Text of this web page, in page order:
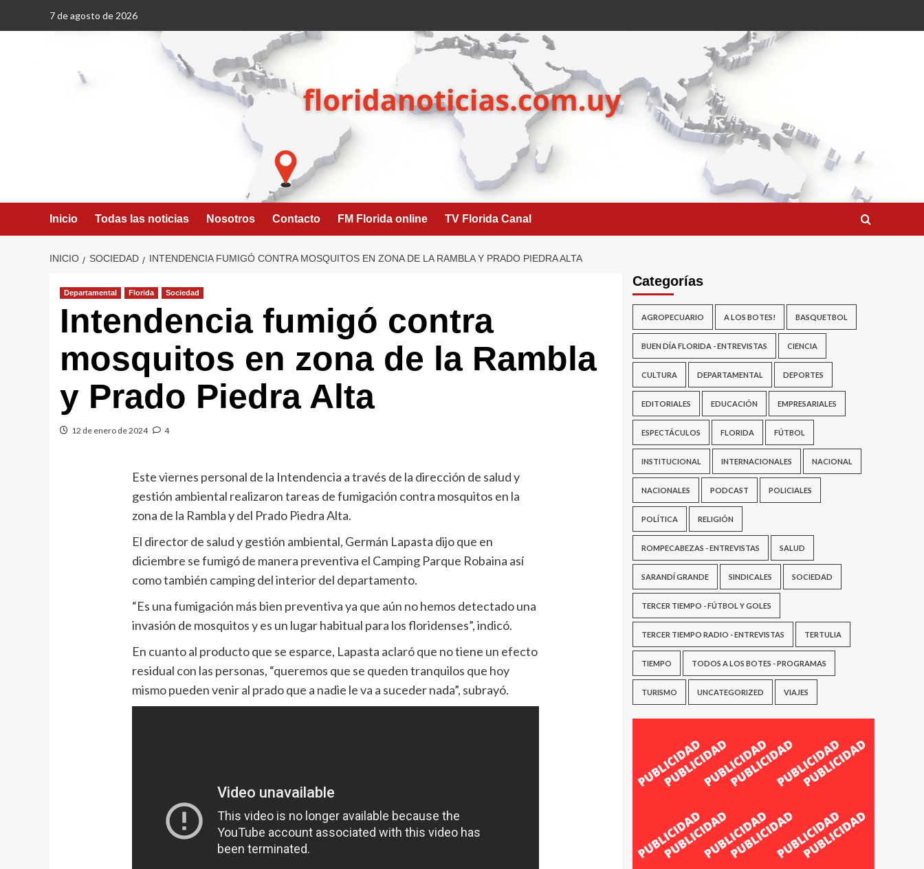
7 de agosto de 2026
Inicio Todas las noticias Nosotros Contacto FM Florida online TV Florida Canal
INICIO SOCIEDAD INTENDENCIA FUMIGÓ CONTRA MOSQUITOS EN ZONA DE LA RAMBLA Y PRADO PIEDRA ALTA
Departamental Florida Sociedad
Intendencia fumigó contra
mosquitos en zona de la Rambla
y Prado Piedra Alta
12 de enero de 2024 4
Este viernes personal de la Intendencia a través de la dirección de salud y
gestión ambiental realizaron tareas de fumigación contra mosquitos en la
zona de la Rambla y del Prado Piedra Alta.
El director de salud y gestión ambiental, Germán Lapasta dijo que en
diciembre se fumigó de manera preventiva el Camping Parque Robaina así
como también camping del interior del departamento.
“Es una fumigación más bien preventiva ya que aún no hemos detectado una
invasión de mosquitos y es un lugar habitual para los floridenses”, indicó.
En cuanto al producto que se esparce, Lapasta aclaró que no tiene un efecto
residual con las personas, “queremos que se queden tranquilos que hoy
mismo pueden venir al prado que a nadie le va a suceder nada”, subrayó.
Categorías
AGROPECUARIO A LOS BOTES! BASQUETBOL
BUEN DÍA FLORIDA - ENTREVISTAS CIENCIA
CULTURA DEPARTAMENTAL DEPORTES
EDITORIALES EDUCACIÓN EMPRESARIALES
ESPECTÁCULOS FLORIDA FÚTBOL
INSTITUCIONAL INTERNACIONALES NACIONAL
NACIONALES PODCAST POLICIALES
POLÍTICA RELIGIÓN
ROMPECABEZAS - ENTREVISTAS SALUD
SARANDÍ GRANDE SINDICALES SOCIEDAD
TERCER TIEMPO - FÚTBOL Y GOLES
TERCER TIEMPO RADIO - ENTREVISTAS TERTULIA
TIEMPO TODOS A LOS BOTES - PROGRAMAS
TURISMO UNCATEGORIZED VIAJES